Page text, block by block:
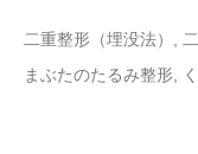
二重整形（埋没法）,
まぶたのたるみ整形,